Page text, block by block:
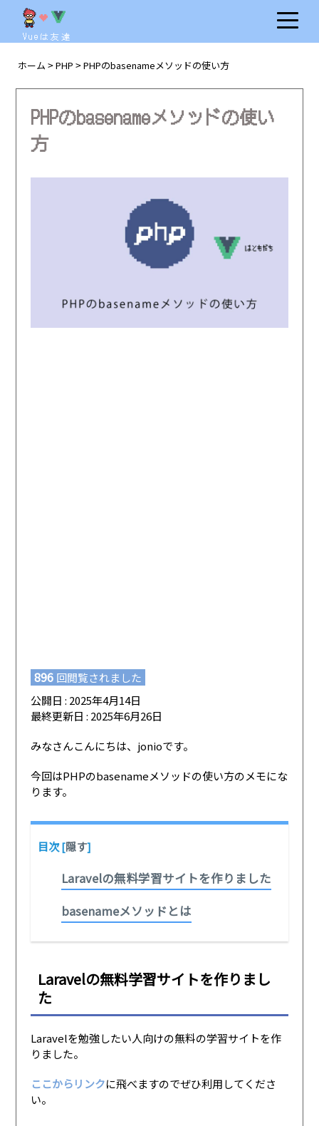
Vueは友達
ホーム > PHP > PHPのbasenameメソッドの使い方
PHPのbasenameメソッドの使い
方
896 回閲覧されました
公開日 : 2025年4月14日
最終更新日 : 2025年6月26日
みなさんこんにちは、jonioです。
今回はPHPのbasenameメソッドの使い方のメモにな
ります。
目次[隠す]
Laravelの無料学習サイトを作りました
basenameメソッドとは
Laravelの無料学習サイトを作りまし
た
Laravelを勉強したい人向けの無料の学習サイトを作
りました。
ここからリンクに飛べますのでぜひ利用してくださ
い。